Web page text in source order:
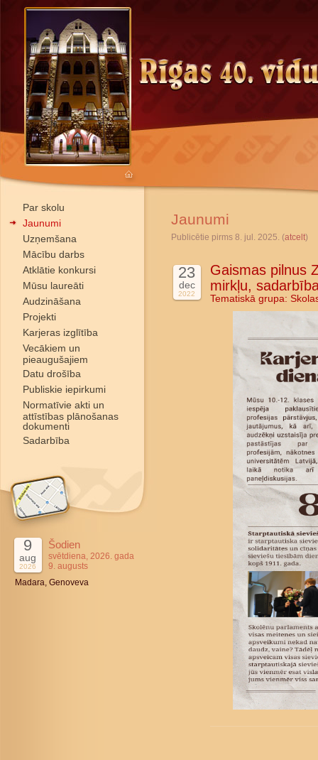
Par skolu
Jaunumi
Uzņemšana
Mācību darbs
Atklātie konkursi
Mūsu laureāti
Audzināšana
Projekti
Karjeras izglītība
Vecākiem un
pieaugušajiem
Datu drošība
Publiskie iepirkumi
Normatīvie akti un
attīstības plānošanas
dokumenti
Sadarbība
9
aug
2026
Šodien
svētdiena, 2026. gada
9. augusts
Madara, Genoveva
Jaunumi
Publicētie pirms 8. jul. 2025. (atcelt)
23
dec
2022
Gaismas pilnus
mirkļu,
Tematiskā grupa: